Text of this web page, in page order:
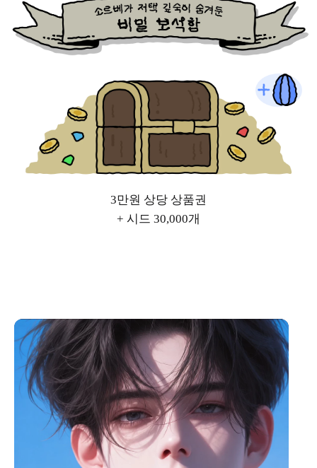
3만원 상당 상품권
+ 시드 30,000개